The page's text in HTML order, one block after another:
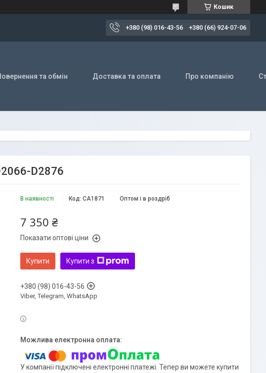
Кошик
+380 (98) 016-43-56 +380 (66) 924-07-06
та обмін Доставка та оплата Про компанію
D2876
В наявності Оптом і в роздріб
Код: CA1871
7 350 ₴
Показати оптові ціни
Купити Купити з
+380 (98) 016-43-56
Viber, Telegram, WhatsApp
У компанії підключені електронні платежі. Тепер ви можете купити